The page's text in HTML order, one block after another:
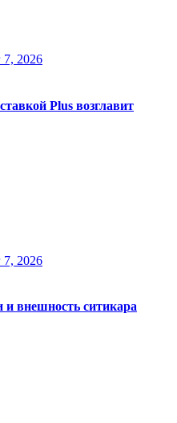
7, 2026
Plus возглавит
7, 2026
и внешность ситикара